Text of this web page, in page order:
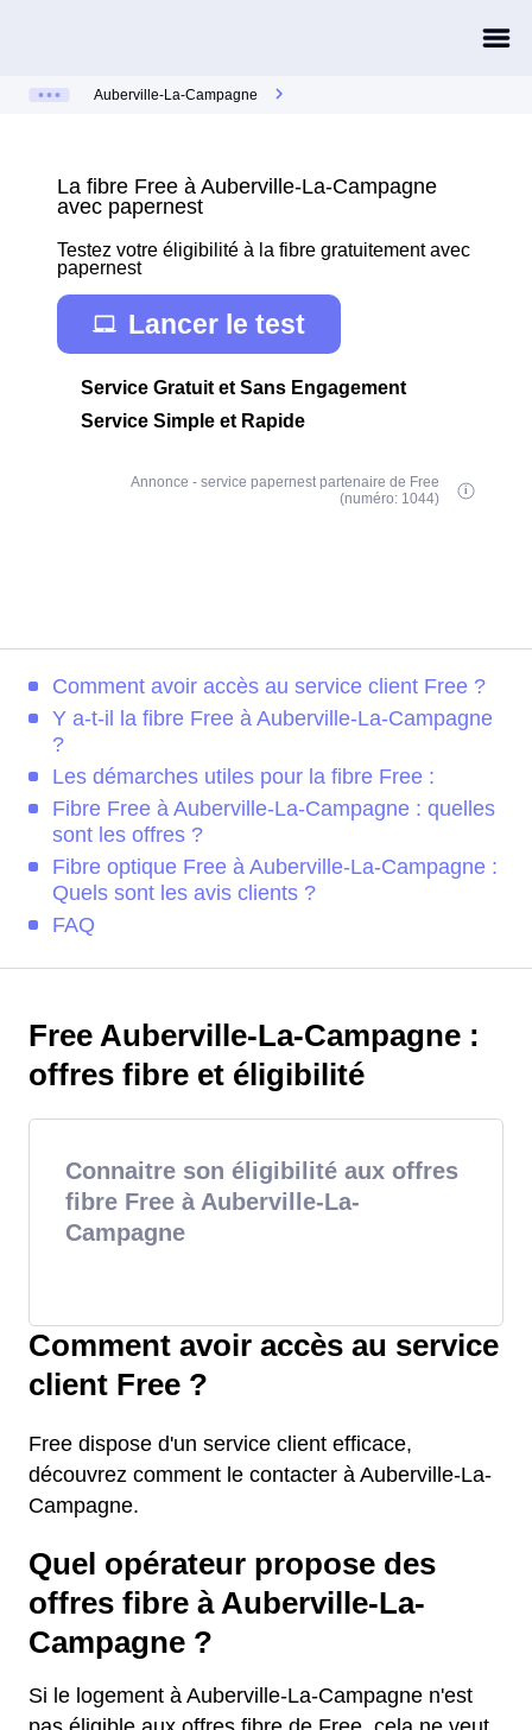
Auberville-La-Campagne
La fibre Free à Auberville-La-Campagne
avec papernest
Testez votre éligibilité à la fibre gratuitement avec
papernest
Lancer le test
Service Gratuit et Sans Engagement
Service Simple et Rapide
Annonce - service papernest partenaire de Free
(numéro: 1044)
Comment avoir accès au service client Free ?
Y a-t-il la fibre Free à Auberville-La-Campagne
?
Les démarches utiles pour la fibre Free :
Fibre Free à Auberville-La-Campagne : quelles
sont les offres ?
Fibre optique Free à Auberville-La-Campagne :
Quels sont les avis clients ?
FAQ
Free Auberville-La-Campagne :
offres fibre et éligibilité
Connaitre son éligibilité aux offres
fibre Free à Auberville-La-
Campagne
Comment avoir accès au service
client Free ?
Free dispose d'un service client efficace,
découvrez comment le contacter à Auberville-La-
Campagne.
Quel opérateur propose des
offres fibre à Auberville-La-
Campagne ?
Si le logement à Auberville-La-Campagne n'est